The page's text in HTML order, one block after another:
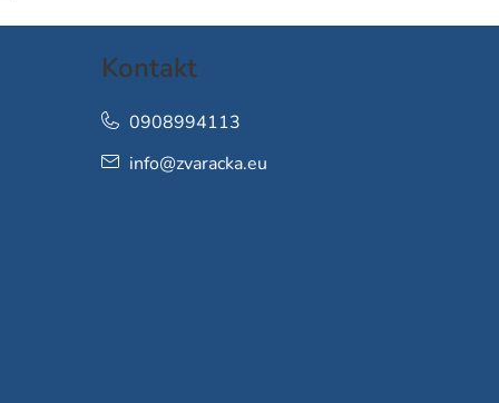
Kontakt
info@zvaracka.eu
0908994113